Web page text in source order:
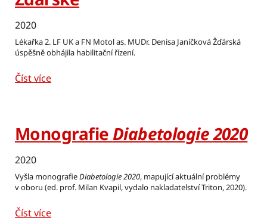
2020
Lékařka 2. LF UK a FN Motol as. MUDr. Denisa Janíčková Žďárská
úspěšně obhájila habilitační řízení.
Číst více
MonografieDiabetologie 2020
2020
Vyšla monografieDiabetologie 2020, mapující aktuální problémy
v oboru (ed. prof. Milan Kvapil, vydalo nakladatelství Triton, 2020).
Číst více